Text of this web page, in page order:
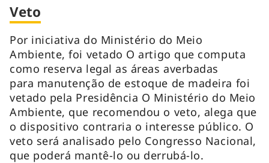
Veto
Por iniciativa do Ministério do Meio
Ambiente, foi vetado O artigo que computa
como reserva legal as áreas averbadas
para manutenção de estoque de madeira foi
vetado pela Presidência O Ministério do Meio
Ambiente, que recomendou o veto, alega que
o dispositivo contraria o interesse público. O
veto será analisado pelo Congresso Nacional,
que poderá mantê-lo ou derrubá-lo.